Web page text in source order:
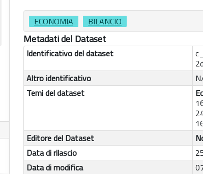
ECONOMIA BILANCIO
Metadati del Dataset
Identificativo del dataset
Altro identificativo
Temi del dataset
Editore del Dataset
Data di rilascio
Data di modifica